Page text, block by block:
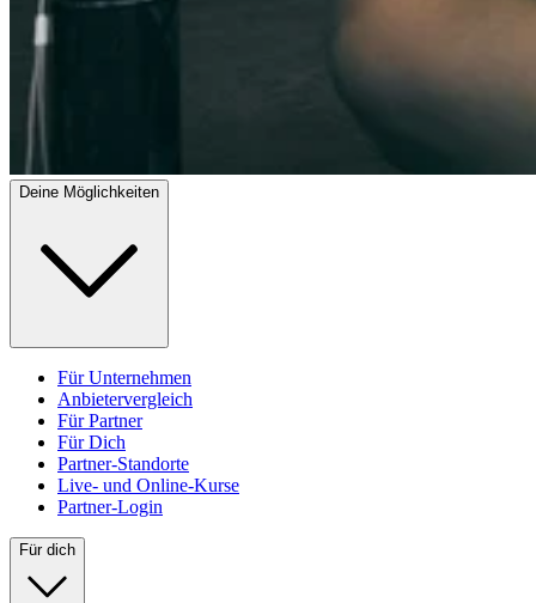
Deine Möglichkeiten
Für Unternehmen
Anbietervergleich
Für Partner
Für Dich
Partner-Standorte
Live- und Online-Kurse
Partner-Login
Für dich